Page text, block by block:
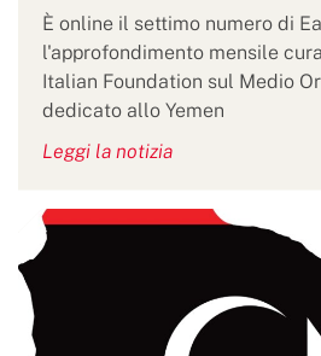
È online il settimo numero di
l'approfondimento mensile
Italian Foundation sul Medio
dedicato allo Yemen
Leggi la notizia